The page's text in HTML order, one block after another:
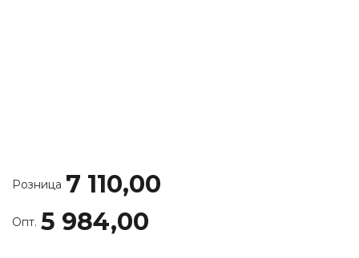
Розница 7 110,00
Опт. 5 984,00